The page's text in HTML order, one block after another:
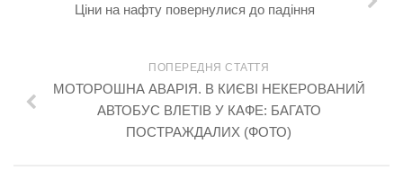
Ціни на нафту повернулися до падіння
ПОПЕРЕДНЯ СТАТТЯ
МОТОРОШНА АВАРІЯ. В КИЄВІ НЕКЕРОВАНИЙ
АВТОБУС ВЛЕТІВ У КАФЕ: БАГАТО
ПОСТРАЖДАЛИХ (ФОТО)